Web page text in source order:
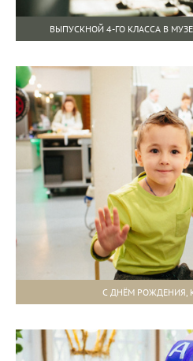
ВЫПУСКНОЙ 4-ГО КЛАССА В
С ДНЁМ РОЖДЕНИЯ,